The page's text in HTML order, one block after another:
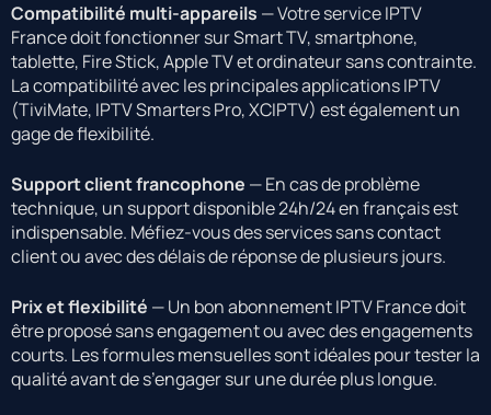
Compatibilité multi-appareils — Votre service IPTV
France doit fonctionner sur Smart TV, smartphone,
tablette, Fire Stick, Apple TV et ordinateur sans contrainte.
La compatibilité avec les principales applications IPTV
(TiviMate, IPTV Smarters Pro, XCIPTV) est également un
gage de flexibilité.
Support client francophone — En cas de problème
technique, un support disponible 24h/24 en français est
indispensable. Méfiez-vous des services sans contact
client ou avec des délais de réponse de plusieurs jours.
Prix et flexibilité — Un bon abonnement IPTV France doit
être proposé sans engagement ou avec des engagements
courts. Les formules mensuelles sont idéales pour tester la
qualité avant de s’engager sur une durée plus longue.